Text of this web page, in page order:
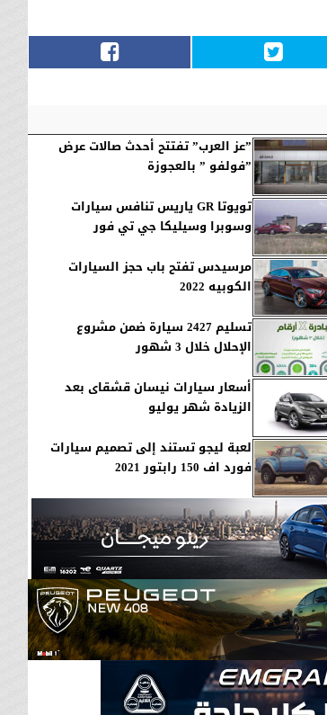
”عز العرب” تفتتح أحدث صالات عرض
”فولفو ” بالعجوزة
تويوتا GR ياريس تنافس سيارات
وسوبرا وسيليكا جي تي فور
مرسيدس تفتح باب حجز السيارات
الكوبيه 2022
تسليم 2427 سيارة ضمن مشروع
الإحلال خلال 3 شهور
أسعار سيارات نيسان قشقاى بعد
الزيادة شهر يوليو
لعبة ليجو تستند إلى تصميم سيارات
فورد اف 150 رابتور 2021